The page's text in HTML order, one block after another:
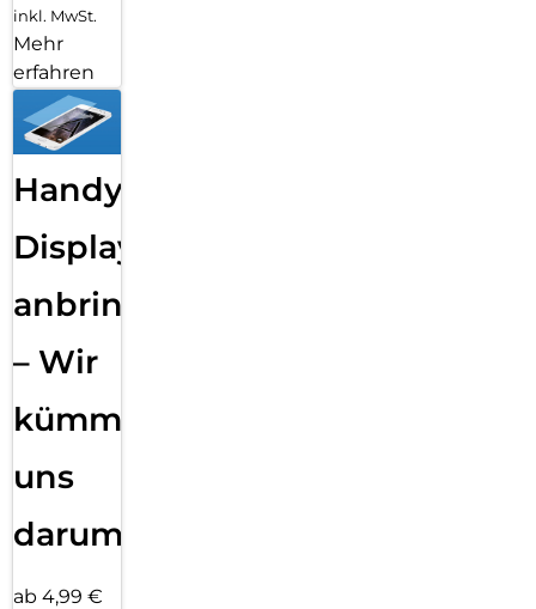
inkl. MwSt.
Mehr
erfahren
Handy
Displayfolie
anbringen
– Wir
kümmern
uns
darum!
ab 4,99 €